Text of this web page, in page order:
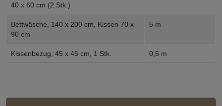
40 x 60 cm (2 Stk.)
Bettwäsche, 140 x 200 cm, Kissen 70 x
90 cm
5 m
Kissenbezug, 45 x 45 cm, 1 Stk. 0,5 m